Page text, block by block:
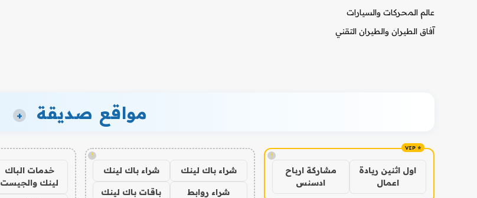
عالم المحركات والسيارات
آفاق الطيران والطيران التقني
مواقع صديقة +
!
اول اثنين ريادة
اعمال
مشاركة ارباح
ادسنس
!
شراء باك لينك شراء باك لينك
شراء روابط
باقات باك لينك
خدمات الباك
لينك والجيست